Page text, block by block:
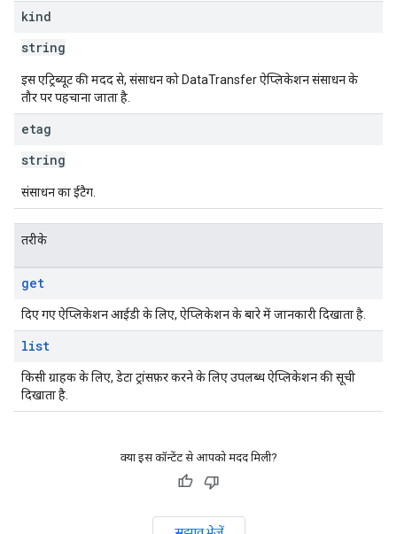
kind
string
इस एट्रिब्यूट की मदद से, संसाधन को DataTransfer ऐप्लिकेशन संसाधन के
तौर पर पहचाना जाता है.
etag
string
संसाधन का ईटैग.
तरीके
get
दिए गए ऐप्लिकेशन आईडी के लिए, ऐप्लिकेशन के बारे में जानकारी दिखाता है.
list
किसी ग्राहक के लिए, डेटा ट्रांसफ़र करने के लिए उपलब्ध ऐप्लिकेशन की सूची
दिखाता है.
क्या इस कॉन्टेंट से आपको मदद मिली?